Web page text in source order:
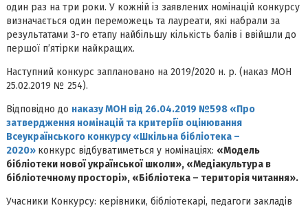
один раз на три роки. У кожній із заявлених номінацій конкурсу
визначається один переможець та лауреати, які набрали за
результатами 3-го етапу найбільшу кількість балів і ввійшли до
першої п’ятірки найкращих.
Наступний конкурс заплановано на 2019/2020 н. р. (наказ МОН
25.02.2019 № 254).
Відповідно до наказу МОН від 26.04.2019 №598 «Про
затвердження номінацій та критеріїв оцінювання
Всеукраїнського конкурсу «Шкільна бібліотека –
2020» конкурс відбуватиметься у номінаціях: «Модель
бібліотеки нової української школи», «Медіакультура в
бібліотечному просторі», «Бібліотека – територія читання».
Учасники Конкурсу: керівники, бібліотекарі, педагоги закладів